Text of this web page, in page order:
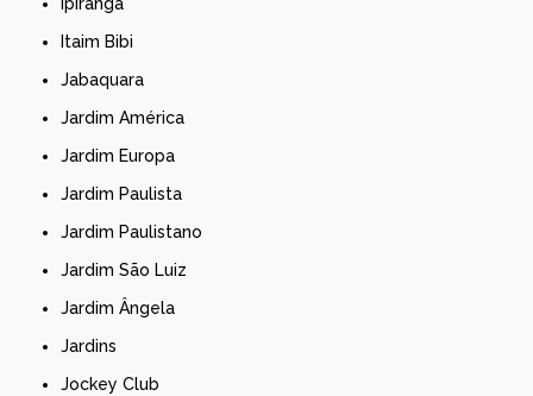
Ipiranga
Itaim Bibi
Jabaquara
Jardim América
Jardim Europa
Jardim Paulista
Jardim Paulistano
Jardim São Luiz
Jardim Ângela
Jardins
Jockey Club